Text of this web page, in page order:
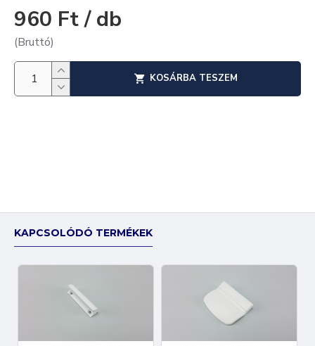
960 Ft / db
(Bruttó)
KOSÁRBA TESZEM
KAPCSOLÓDÓ TERMÉKEK